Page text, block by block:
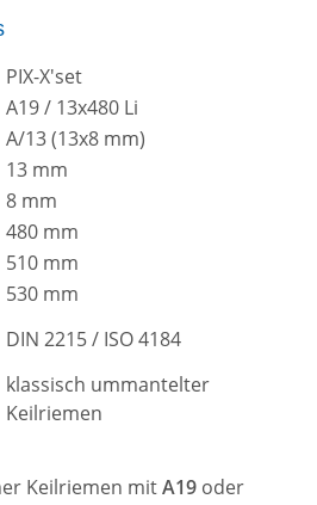
PIX-X'set
A19 / 13x480 Li
A/13 (13x8 mm)
13 mm
8 mm
480 mm
510 mm
530 mm
DIN 2215 / ISO 4184
klassisch ummantelter
Keilriemen
Keilriemen mitA19 oder